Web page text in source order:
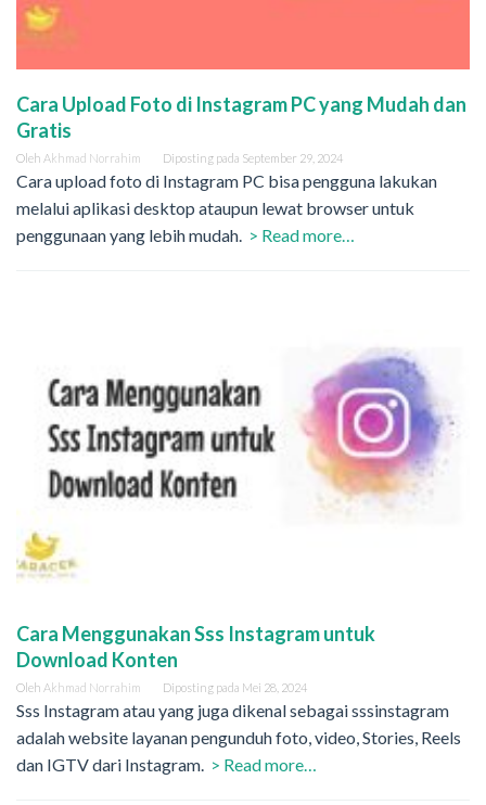
Cara Upload Foto di Instagram PC yang Mudah dan
Gratis
Oleh Akhmad Norrahim Diposting pada September 29, 2024
Cara upload foto di Instagram PC bisa pengguna lakukan
melalui aplikasi desktop ataupun lewat browser untuk
penggunaan yang lebih mudah. > Read more…
Cara Menggunakan Sss Instagram untuk
Download Konten
Oleh Akhmad Norrahim Diposting pada Mei 28, 2024
Sss Instagram atau yang juga dikenal sebagai sssinstagram
adalah website layanan pengunduh foto, video, Stories, Reels
dan IGTV dari Instagram. > Read more…